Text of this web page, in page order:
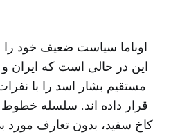
اوباما سیاست ضعیف خود را
این در حالی است که ایران
مستقیم بشار اسد را با
قرار داده اند. سلسله خطوط
کاخ سفید، بدون تعارف مورد